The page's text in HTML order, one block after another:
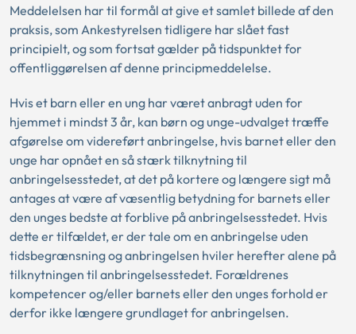
Meddelelsen har til formål at give et samlet billede af den
praksis, som Ankestyrelsen tidligere har slået fast
principielt, og som fortsat gælder på tidspunktet for
offentliggørelsen af denne principmeddelelse.
Hvis et barn eller en ung har været anbragt uden for
hjemmet i mindst 3 år, kan børn og unge-udvalget træffe
afgørelse om videreført anbringelse, hvis barnet eller den
unge har opnået en så stærk tilknytning til
anbringelsesstedet, at det på kortere og længere sigt må
antages at være af væsentlig betydning for barnets eller
den unges bedste at forblive på anbringelsesstedet. Hvis
dette er tilfældet, er der tale om en anbringelse uden
tidsbegrænsning og anbringelsen hviler herefter alene på
tilknytningen til anbringelsesstedet. Forældrenes
kompetencer og/eller barnets eller den unges forhold er
derfor ikke længere grundlaget for anbringelsen.